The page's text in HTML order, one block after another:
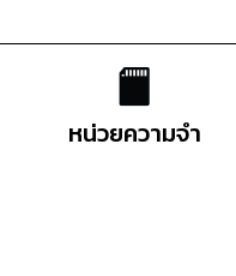
หน่วยความจำ